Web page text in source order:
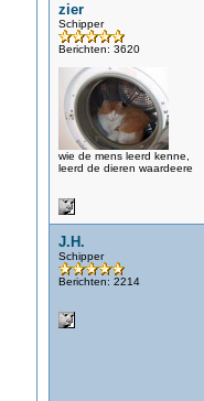
zier
Schipper
Berichten: 3620
wie de mens leerd kenne,
leerd de dieren waardeere
J.H.
Schipper
Berichten: 2214